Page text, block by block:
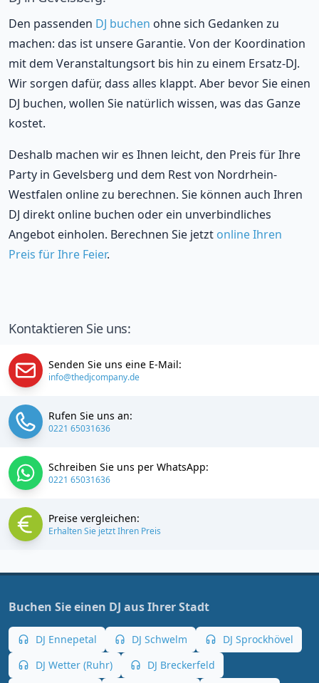
Den passenden DJ buchen ohne sich Gedanken zu
machen: das ist unsere Garantie. Von der Koordination
mit dem Veranstaltungsort bis hin zu einem Ersatz-DJ.
Wir sorgen dafür, dass alles klappt. Aber bevor Sie einen
DJ buchen, wollen Sie natürlich wissen, was das Ganze
kostet.
Deshalb machen wir es Ihnen leicht, den Preis für Ihre
Party in Gevelsberg und dem Rest von Nordrhein-
Westfalen online zu berechnen. Sie können auch Ihren
DJ direkt online buchen oder ein unverbindliches
Angebot einholen. Berechnen Sie jetzt online Ihren
Preis für Ihre Feier.
Kontaktieren Sie uns:
Senden Sie uns eine E-Mail:
info@thedjcompany.de
Rufen Sie uns an:
0221 65031636
Schreiben Sie uns per WhatsApp:
0221 65031636
Preise vergleichen:
Erhalten Sie jetzt Ihren Preis
Buchen Sie einen DJ aus Ihrer Stadt
DJ Ennepetal DJ Schwelm
DJ Sprockhövel
DJ Wetter (Ruhr)
DJ Breckerfeld